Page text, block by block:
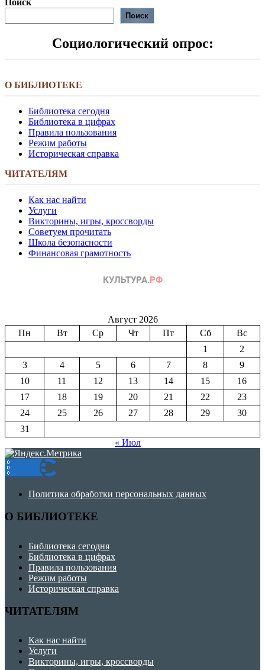
Поиск
Социологический опрос:
О БИБЛИОТЕКЕ
Библиотека сегодня
Библиотека в цифрах
Правила пользования
Режим работы
Историческая справка
ЧИТАТЕЛЯМ
Как нас найти
Услуги
Викторины, игры, кроссворды
Советуем прочитать
Школа безопасности
Финансовая грамотность
Август 2026
Пн
Вт Ср Чт Пт Сб
Вс
1
2
3
4 5 6 7 8
9
10
11 12 13 14 15
16
17
18 19 20 21 22
23
24
25 26 27 28 29
30
31
« Июл
Политика обработки персональных данных
О БИБЛИОТЕКЕ
Библиотека сегодня
Библиотека в цифрах
Правила пользования
Режим работы
Историческая справка
ЧИТАТЕЛЯМ
Как нас найти
Услуги
Викторины, игры, кроссворды